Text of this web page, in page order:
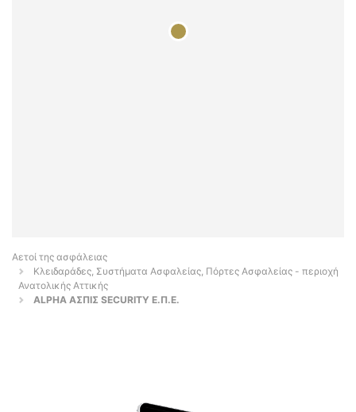
Αετοί της ασφάλειας
Κλειδαράδες, Συστήματα Ασφαλείας, Πόρτες Ασφαλείας - περιοχή
Ανατολικής Αττικής
ALPHA ΑΣΠΙΣ SECURITY Ε.Π.Ε.